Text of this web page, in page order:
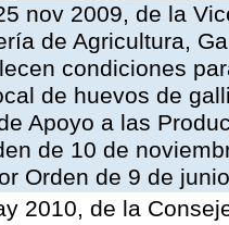
nov 2009, de la
de Agricultura,
condiciones
de huevos de
Apoyo a las
de 10 de
Orden de 9 de
2010, de la